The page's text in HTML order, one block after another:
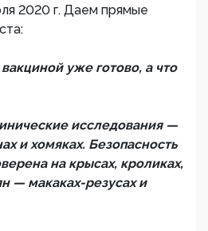
2020 г. Даем прямые
уже готово, а что
исследования —
и хомяках. Безопасность
на крысах, кроликах,
— макаках-резусах и